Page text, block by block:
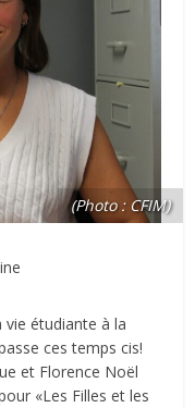
(Photo : CFIM)
vie étudiante à la
ces temps cis!
et Florence Noël
«Les Filles et les